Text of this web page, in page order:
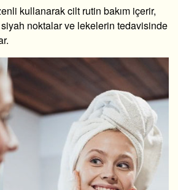
kullanarak cilt rutin bakım içerir,
noktalar ve lekelerin tedavisinde